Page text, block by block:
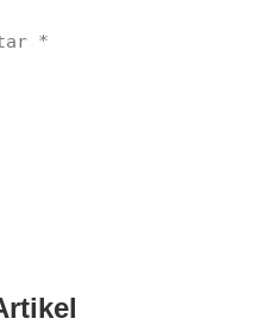
Europas Fleisch